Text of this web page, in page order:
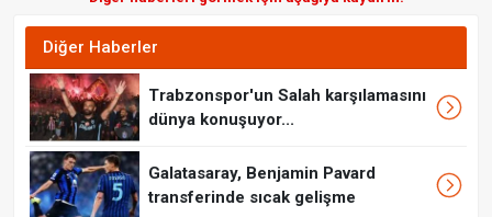
Diğer Haberler
Trabzonspor'un Salah karşılamasını
dünya konuşuyor...
Galatasaray, Benjamin Pavard
transferinde sıcak gelişme